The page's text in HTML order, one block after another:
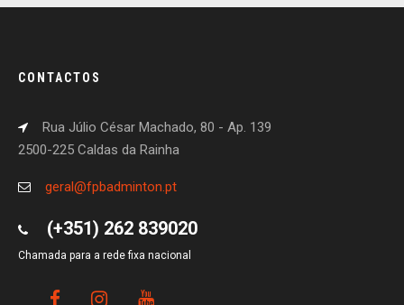
CONTACTOS
Rua Júlio César Machado, 80 - Ap. 139
2500-225 Caldas da Rainha
geral@fpbadminton.pt
(+351) 262 839020
Chamada para a rede fixa nacional